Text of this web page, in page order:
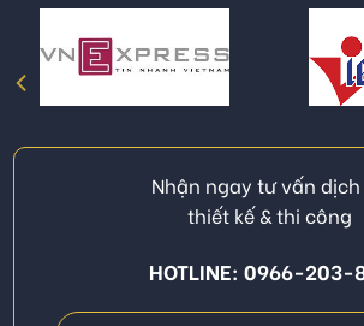
Nhận ngay tư vấn
thiết kế & thi công
HOTLINE: 0966-203-